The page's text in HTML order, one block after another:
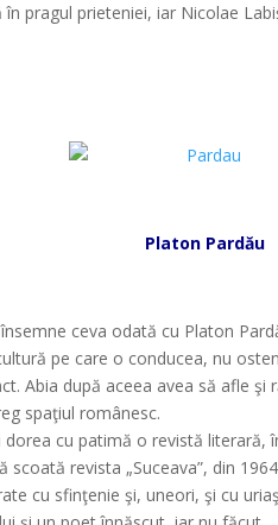
pragul prieteniei, iar Nicolae
Platon Pardău
ceva odată cu Platon
pe care o conducea, nu
Abia după aceea avea să afle
spaţiul românesc.
dorea cu patimă o revistă
revista „Suceava”, din
cu sfinţenie şi, uneori, şi cu